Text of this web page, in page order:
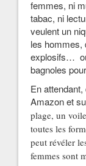
femmes, ni
tabac, ni
veulent un
les hommes,
explosifs…
bagnoles
En
Amazon et
plage, un
toutes les
peut révéler
femmes sont